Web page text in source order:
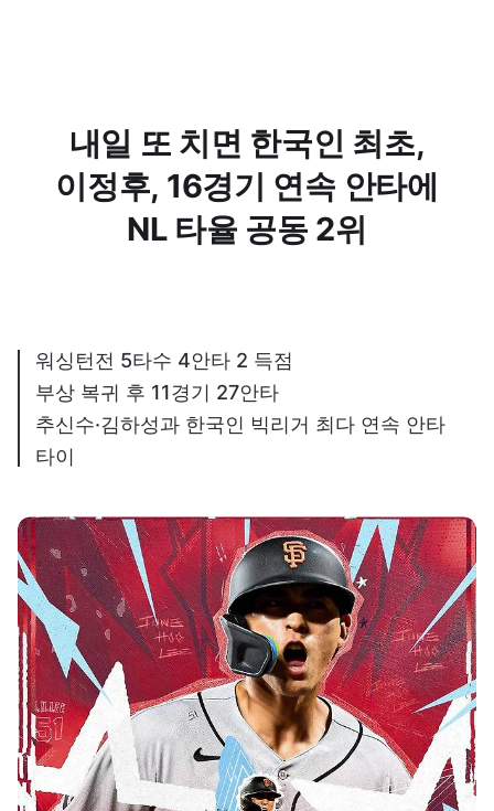
내일 또 치면 한국인 최초,
이정후, 16경기 연속 안타에
NL 타율 공동 2위
워싱턴전 5타수 4안타 2 득점
부상 복귀 후 11경기 27안타
추신수·김하성과 한국인 빅리거 최다 연속 안타
타이